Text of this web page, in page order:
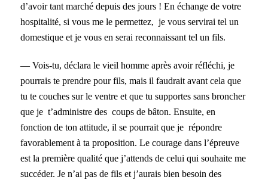
d’avoir tant marché depuis des jours ! En échange de votre
hospitalité, si vous me le permettez, je vous servirai tel un
domestique et je vous en serai reconnaissant tel un fils.
— Vois-tu, déclara le vieil homme après avoir réfléchi, je
pourrais te prendre pour fils, mais il faudrait avant cela que
tu te couches sur le ventre et que tu supportes sans broncher
que je t’administre des coups de bâton. Ensuite, en
fonction de ton attitude, il se pourrait que je répondre
favorablement à ta proposition. Le courage dans l’épreuve
est la première qualité que j’attends de celui qui souhaite me
succéder. Je n’ai pas de fils et j’aurais bien besoin des